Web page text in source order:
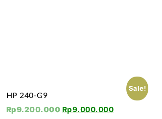
Sale!
HP 240-G9
Rp9.200.000 Rp9.000.000